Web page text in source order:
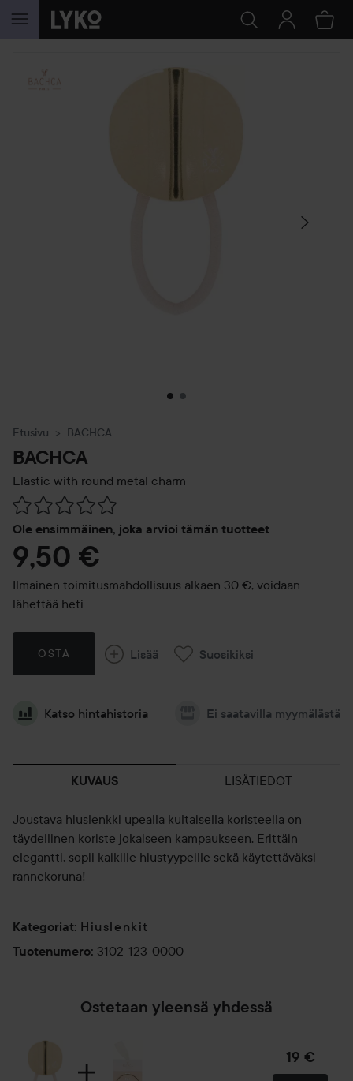
SIIRTYÄ JHK SISÄLTÖÖN
OHITA OSIO
Etusivu BACHCA
BACHCA
Elastic with round metal charm
Ole ensimmäinen, joka arvioi tämän tuotteet
Siirtyä jhk Arvosana & kommentit
9,50 €
Ilmainen toimitusmahdollisuus alkaen 30 €, voidaan
lähettää heti
OSTA Lisää Suosikiksi
Katso hintahistoria Ei saatavilla myymälästä
KUVAUS LISÄTIEDOT
Joustava hiuslenkki upealla kultaisella koristeella on
täydellinen koriste jokaiseen kampaukseen. Erittäin
elegantti, sopii kaikille hiustyypeille sekä käytettäväksi
rannekoruna!
Kategoriat: Hiuslenkit
Tuotenumero: 3102-123-0000
Ostetaan yleensä yhdessä
19 €